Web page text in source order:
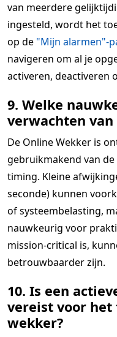
van meerdere
ingesteld, wordt het
op de "Mijn alarmen"-
navigeren om al je
activeren, deactiveren
9. Welke
verwachten
De Online Wekker is
gebruikmakend van
timing. Kleine
seconde) kunnen
of systeembelasting,
nauwkeurig voor
mission-critical is,
betrouwbaarder zijn.
10. Is een
vereist voor het
wekker?